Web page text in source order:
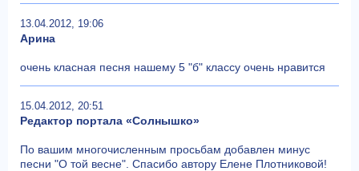
13.04.2012, 19:06
Арина
очень класная песня нашему 5 "б" классу очень нравится
15.04.2012, 20:51
Редактор портала «Солнышко»
По вашим многочисленным просьбам добавлен минус
песни "О той весне". Спасибо автору Елене Плотниковой!